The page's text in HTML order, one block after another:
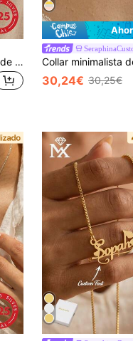
1 pieza Collar con colgante de corazón con circonita y nombre personalizado en plata de ley 925, elegante y romántico, accesorio de estilo bohemio, adecuado para el Día de San Valentín, cumpleaños, aniversario, graduación, Navidad, regalo de alta gama para amantes y madres
30,24€ 30,25€